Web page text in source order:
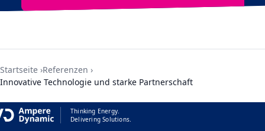
Startseite Referenzen
Innovative Technologie und starke Partnerschaft
Thinking Energy.
Delivering Solutions.